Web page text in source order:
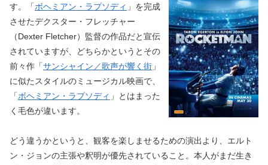
す。「ボヘミアン・ラプソディ 」を完成
させたデクスター・フレッチャー
（Dexter Fletcher）監督の作品だと宣伝
されていますが、どちらかというとその
前々作「サンシャイン／歌声が響く街 」
に似たスタイルのミュージカル映画で、
「ボヘミアン・ラプソディ 」とはまった
く毛色が違います。
どう違うかというと、観客を楽しませるための演出より、エルト
ン・ジョンの主張や釈明が優先されていること。本人がまだ生き